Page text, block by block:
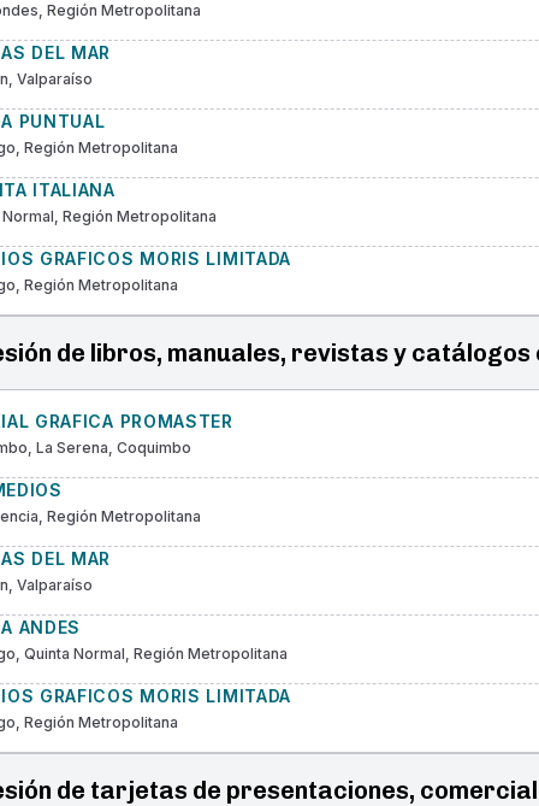
Región Metropolitana
DEL MAR
Valparaíso
PUNTUAL
Región Metropolitana
ITALIANA
Normal, Región Metropolitana
GRAFICOS MORIS LIMITADA
Región Metropolitana
de libros, manuales, revistas y
GRAFICA PROMASTER
La Serena, Coquimbo
Región Metropolitana
DEL MAR
Valparaíso
ANDES
Quinta Normal, Región Metropolitana
GRAFICOS MORIS LIMITADA
Región Metropolitana
de tarjetas de presentaciones,